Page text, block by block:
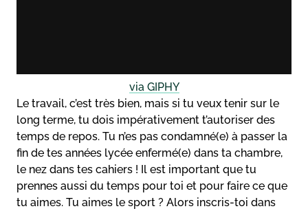
via GIPHY
Le travail, c’est très bien, mais si tu veux tenir sur le
long terme, tu dois impérativement t’autoriser des
temps de repos. Tu n’es pas condamné(e) à passer la
fin de tes années lycée enfermé(e) dans ta chambre,
le nez dans tes cahiers ! Il est important que tu
prennes aussi du temps pour toi et pour faire ce que
tu aimes. Tu aimes le sport ? Alors inscris-toi dans